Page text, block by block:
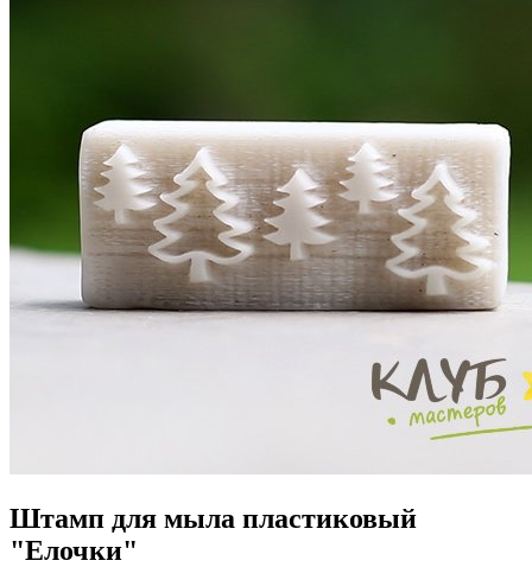
Штамп для мыла пластиковый
"Елочки"